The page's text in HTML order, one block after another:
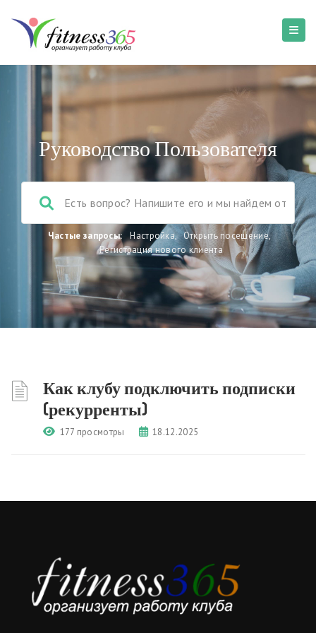
Руководство Пользователя
Частые запросы: Настройка, Открыть посещение,
Регистрация нового клиента
Как клубу подключить подписки
(рекурренты)
177 просмотры 18.12.2025